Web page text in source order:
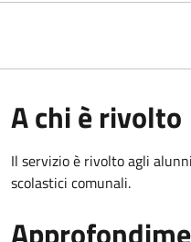
A chi è rivolto
Il servizio è rivolto agli
scolastici comunali.